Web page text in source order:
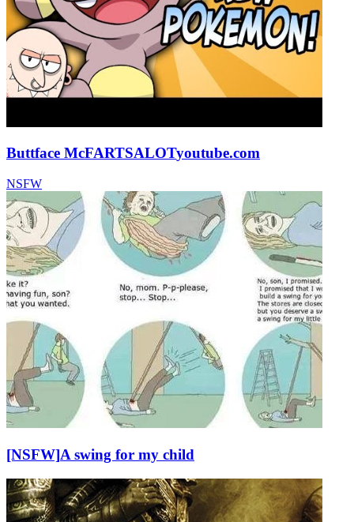
Buttface McFARTSALOTyoutube.com
NSFW
[NSFW]A swing for my child